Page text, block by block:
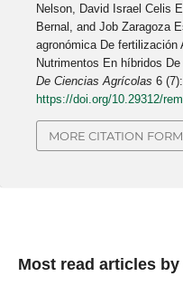
Nelson, David Israel Celis
Bernal, and Job Zaragoza
agronómica De fertilización
Nutrimentos En híbridos
De Ciencias Agrícolas 6
https://doi.org/10.29312/
MORE CITATION
Most read articles